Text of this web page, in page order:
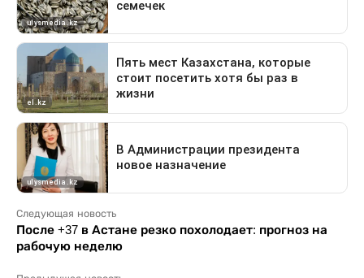
Следующая новость
После +37 в Астане резко похолодает: прогноз на
рабочую неделю